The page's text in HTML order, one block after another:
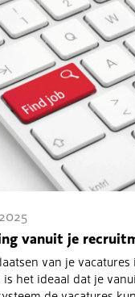
vanuit je
van je
is het ideaal dat je